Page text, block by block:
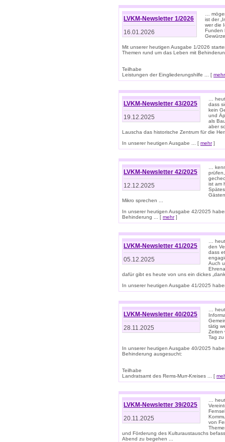
LVKM-Newsletter 1/2026
16.01.2026
…
ist der
wer die
Funden
Mit unserer heutigen Ausgabe 1/2026
Themen rund um das Leben mit
Teilhabe
Leistungen der Eingliederungshilfe ... [ mehr
LVKM-Newsletter 43/2025
19.12.2025
…
dass
kein
und
als
aber
Lauscha das historische Zentrum für die
In unserer heutigen Ausgabe ... [ mehr]
LVKM-Newsletter 42/2025
12.12.2025
…
ist am
Mikro sprechen ...
In unserer heutigen Ausgabe 42/2025
Behinderung ... [ mehr]
LVKM-Newsletter 41/2025
05.12.2025
…
den
dass
Auch
dafür gibt es heute von uns ein dickes
In unserer heutigen Ausgabe 41/2025
LVKM-Newsletter 40/2025
28.11.2025
…
tätig
Zeiten
Tag
In unserer heutigen Ausgabe 40/2025
Behinderung ausgesucht:
Teilhabe
Landratsamt des Rems-Murr-Kreises ... [
LVKM-Newsletter 39/2025
20.11.2025
…
von
und Förderung des Kulturaustauschs
Abend zu begehen ...